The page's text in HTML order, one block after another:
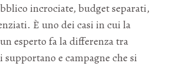
incrociate, budget separati,
È uno dei casi in cui la
esperto fa la differenza tra
supportano e campagne che si